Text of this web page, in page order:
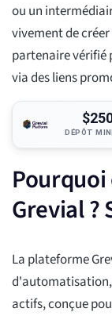
ou un
vivement de
partenaire vérifié
via des liens
DÉPÔT
Grevial ?
La plateforme
actifs, conçue